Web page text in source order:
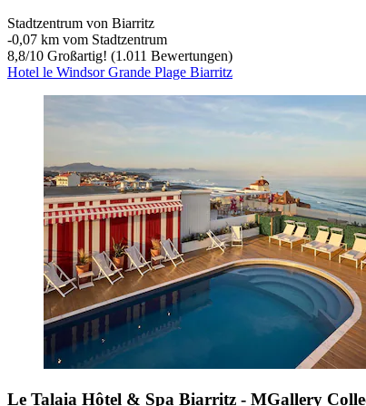
Stadtzentrum von Biarritz
‐0,07 km vom Stadtzentrum
8,8/10 Großartig! (1.011 Bewertungen)
Hotel le Windsor Grande Plage Biarritz
Le Talaia Hôtel & Spa Biarritz - MGallery